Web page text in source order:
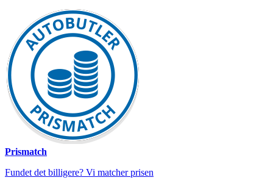
Prismatch
Fundet det billigere? Vi matcher prisen